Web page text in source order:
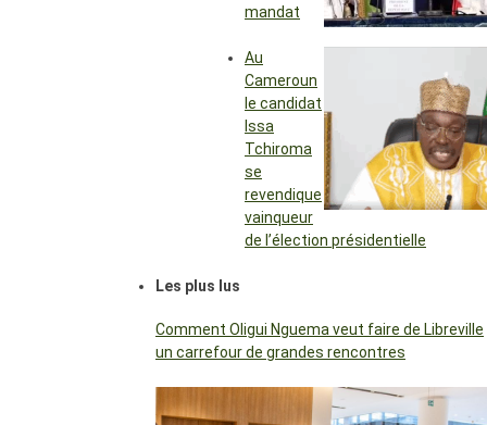
mandat
Au
Cameroun
le candidat
Issa
Tchiroma
se
revendique
vainqueur
de l’élection présidentielle
Les plus lus
Comment Oligui Nguema veut faire de Libreville
un carrefour de grandes rencontres